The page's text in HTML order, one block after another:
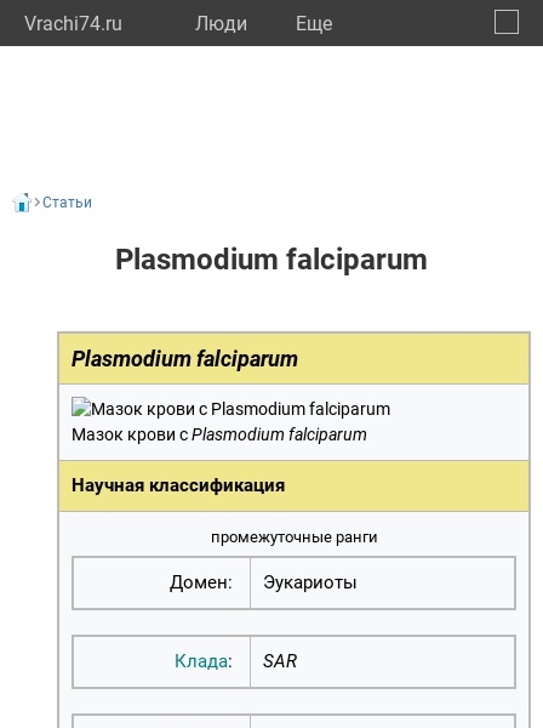
Vrachi74.ru Люди Eще
Статьи
Plasmodium falciparum
Plasmodium falciparum
Мазок крови сPlasmodium falciparum
Научная классификация
промежуточные ранги
Домен: Эукариоты
Клада: SAR